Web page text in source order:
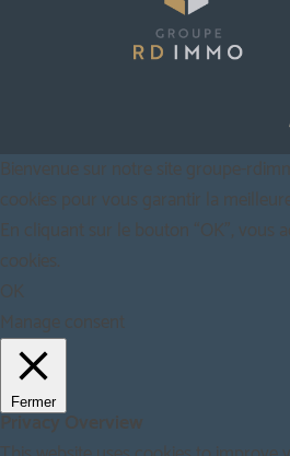
Bienvenue sur notre site groupe-
cookies pour vous garantir la
En cliquant sur le bouton “OK”, vous
cookies.
OK
Manage consent
Fermer
Privacy Overview